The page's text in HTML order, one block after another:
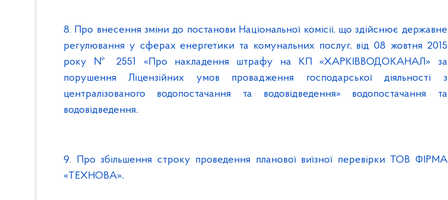
8. Про внесення зміни до постанови Національної комісії, що здійснює державне
регулювання у сферах енергетики та комунальних послуг, від 08 жовтня 2015
року № 2551 «Про накладення штрафу на КП «ХАРКІВВОДОКАНАЛ» за
порушення Ліцензійних умов провадження господарської діяльності з
централізованого водопостачання та водовідведення» водопостачання та
водовідведення.
9. Про збільшення строку проведення планової виїзної перевірки ТОВ ФІРМА
«ТЕХНОВА».